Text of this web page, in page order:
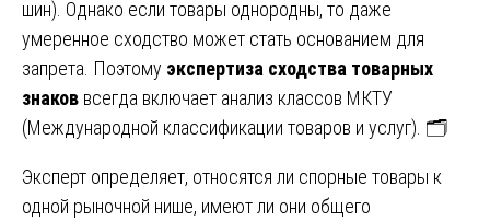
шин). Однако если товары однородны, то даже
умеренное сходство может стать основанием для
запрета. Поэтому экспертиза сходства товарных
знаков всегда включает анализ классов МКТУ
(Международной классификации товаров и услуг). 🗂️
Эксперт определяет, относятся ли спорные товары к
одной рыночной нише, имеют ли они общего